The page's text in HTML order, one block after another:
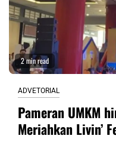
2 min read
ADVETORIAL
Pameran UMKM
Meriahkan Livin’